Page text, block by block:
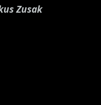
Zusak